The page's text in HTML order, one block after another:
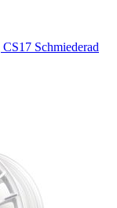
Schmiederad